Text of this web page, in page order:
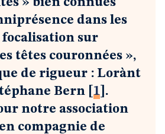
dans les
sur
têtes couronnées »,
de rigueur : Lorànt
Bern
1 .
notre association
compagnie de